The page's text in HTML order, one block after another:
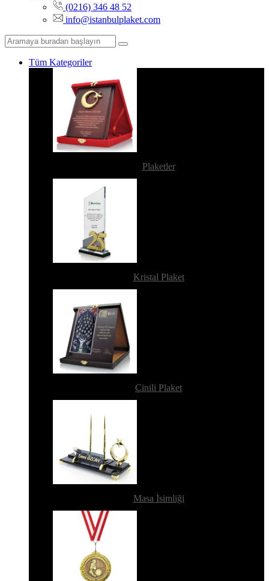
(0216) 346 48 52
info@istanbulplaket.com
Tüm Kategoriler
Plaketler
Kristal Plaket
Çinili Plaket
Masa İsimliği